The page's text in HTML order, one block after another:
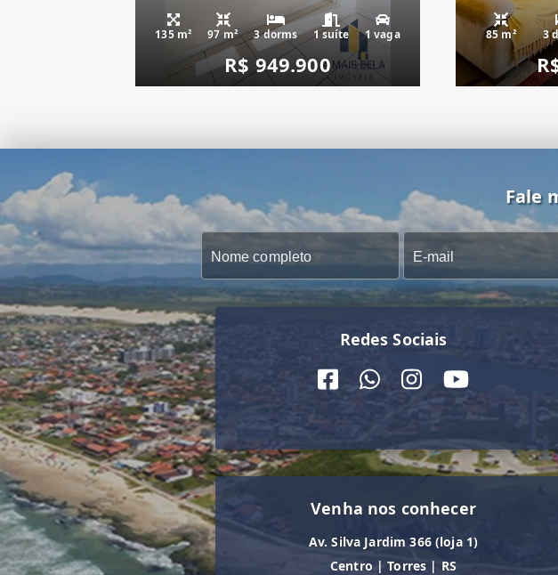
135 m² 97 m² 3 dorms 1 suíte 1 vaga
R$ 949.900
85 m² 3
Fale
Redes Sociais
Venha nos conhecer
Av. Silva Jardim 366 (loja 1)
Centro | Torres | RS